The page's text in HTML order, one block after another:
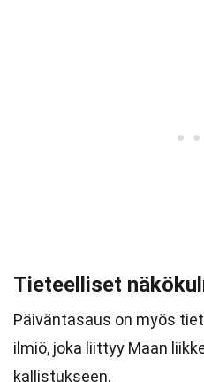
Tieteelliset
Päiväntasaus on myös
ilmiö, joka liittyy Maan
kallistukseen.